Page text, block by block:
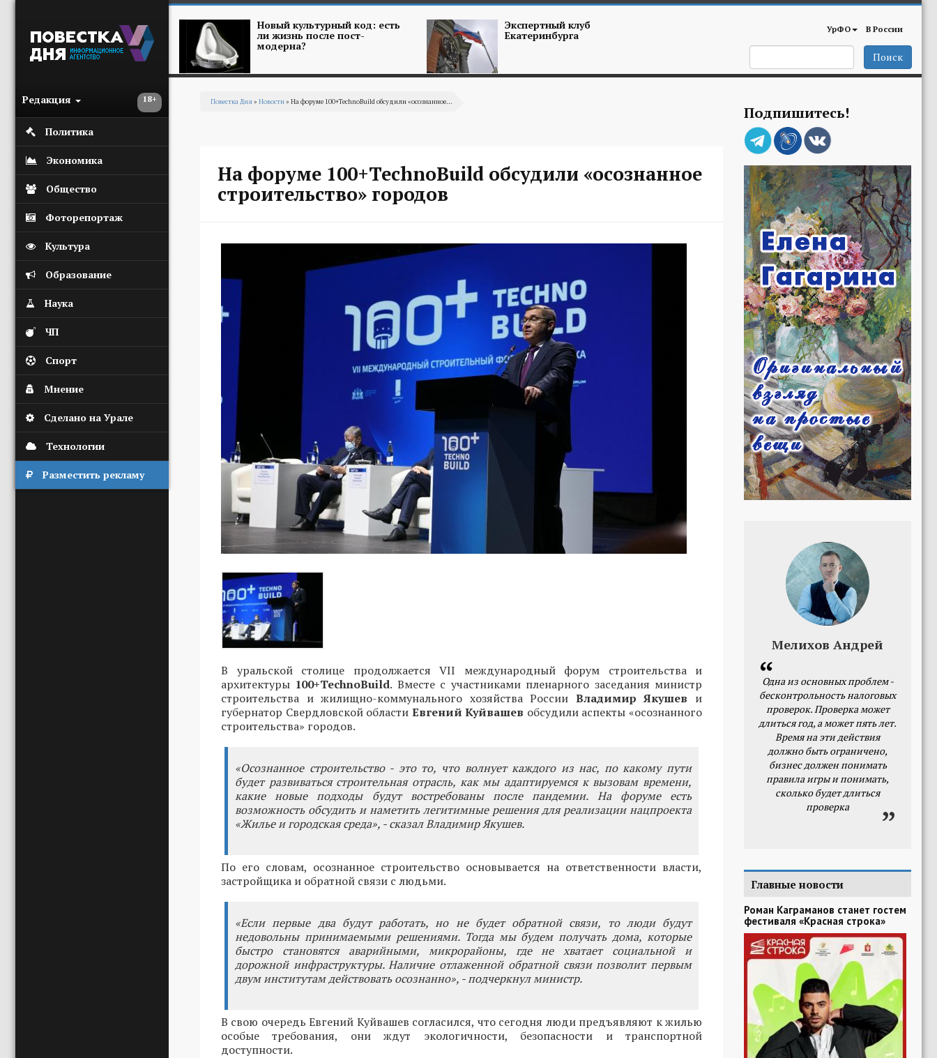
18+
Редакция
Политика
Экономика
Общество
Фоторепортаж
Культура
Образование
Наука
ЧП
Спорт
Мнение
Сделано на Урале
Технологии
Разместить рекламу
Новый культурный код: есть
ли жизнь после пост-
модерна?
Экспертный клуб
Екатеринбурга УрФО В России
Поиск
Повестка Дня» Новости» На форуме 100+TechnoBuild обсудили «осознанное...
На форуме 100+TechnoBuild обсудили «осознанное
строительство» городов
В уральской столице продолжается VII международный форум строительства и
архитектуры 100+TechnoBuild. Вместе с участниками пленарного заседания министр
строительства и жилищно-коммунального хозяйства России Владимир Якушев и
губернатор Свердловской области Евгений Куйвашев обсудили аспекты «осознанного
строительства» городов.
«Осознанное строительство - это то, что волнует каждого из нас, по какому пути
будет развиваться строительная отрасль, как мы адаптируемся к вызовам времени,
какие новые подходы будут востребованы после пандемии. На форуме есть
возможность обсудить и наметить легитимные решения для реализации нацпроекта
«Жилье и городская среда», - сказал Владимир Якушев.
По его словам, осознанное строительство основывается на ответственности власти,
застройщика и обратной связи с людьми.
«Если первые два будут работать, но не будет обратной связи, то люди будут
недовольны принимаемыми решениями. Тогда мы будем получать дома, которые
быстро становятся аварийными, микрорайоны, где не хватает социальной и
дорожной инфраструктуры. Наличие отлаженной обратной связи позволит первым
двум институтам действовать осознанно», - подчеркнул министр.
В свою очередь Евгений Куйвашев согласился, что сегодня люди предъявляют к жилью
особые требования, они ждут экологичности, безопасности и транспортной
доступности.
Подпишитесь!
Мелихов Андрей
Одна из основных проблем -
бесконтрольность налоговых
проверок. Проверка может
длиться год, а может пять лет.
Время на эти действия
должно быть ограничено,
бизнес должен понимать
правила игры и понимать,
сколько будет длиться
проверка
Главные новости
Роман Каграманов станет гостем
фестиваля «Красная строка»